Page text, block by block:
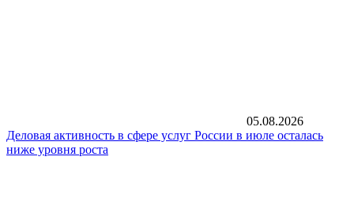
05.08.2026
Деловая активность в сфере услуг России в июле осталась
ниже уровня роста